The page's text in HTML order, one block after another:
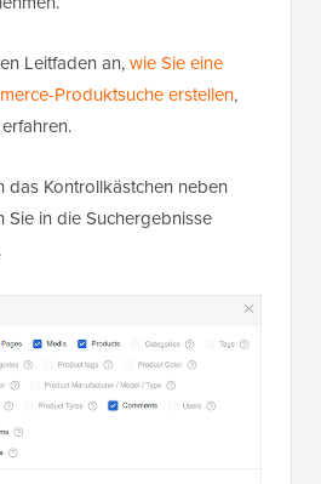
Leitfaden an,wie Sie eine
Produktsuche erstellen,
das Kontrollkästchen neben
Sie in die Suchergebnisse